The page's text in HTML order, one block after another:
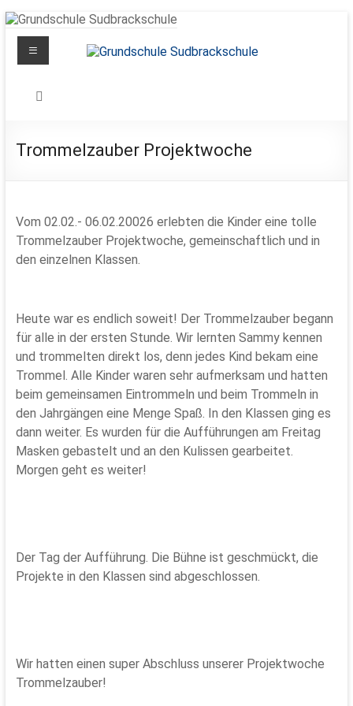
Zum
Inhalt
springen
Schule
in
Menü
Trommelzauber Projektwoche
Vom 02.02.- 06.02.20026 erlebten die Kinder eine tolle
Trommelzauber Projektwoche, gemeinschaftlich und in
den einzelnen Klassen.
Heute war es endlich soweit! Der Trommelzauber begann
für alle in der ersten Stunde. Wir lernten Sammy kennen
und trommelten direkt los, denn jedes Kind bekam eine
Trommel. Alle Kinder waren sehr aufmerksam und hatten
beim gemeinsamen Eintrommeln und beim Trommeln in
den Jahrgängen eine Menge Spaß. In den Klassen ging es
dann weiter. Es wurden für die Aufführungen am Freitag
Masken gebastelt und an den Kulissen gearbeitet.
Morgen geht es weiter!
Der Tag der Aufführung. Die Bühne ist geschmückt, die
Projekte in den Klassen sind abgeschlossen.
Wir hatten einen super Abschluss unserer Projektwoche
Trommelzauber!